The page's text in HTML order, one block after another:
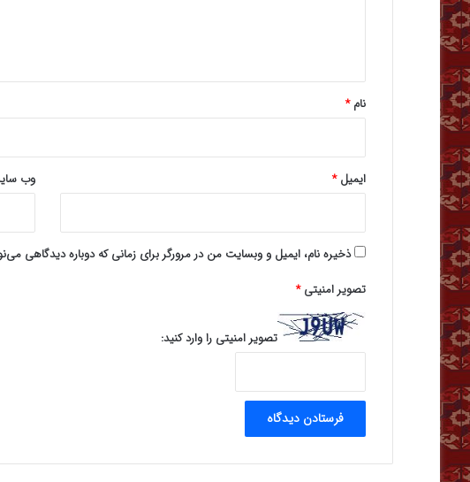
نام*
ایمیل* وب‌
ذخیره نام، ایمیل و وبسایت من در مرورگر برای زمانی که دوباره دیدگاهی
تصویر امنیتی*
تصویر امنیتی را وارد کنید: